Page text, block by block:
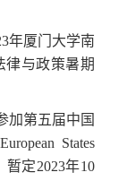
年厦门大学南
律与政策暑期
加第五届中国
States
暂定2023年10